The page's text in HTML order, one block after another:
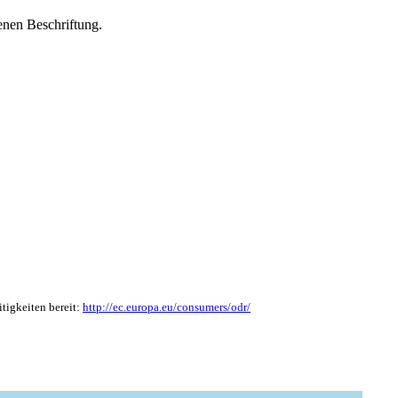
Beschriftung.
bereit: http://ec.europa.eu/consumers/odr/